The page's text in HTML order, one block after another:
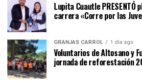
Lupita Cuautle PRESENTÓ
carrera «Corre por las
GRANJAS CARROL 1 día ago
Voluntarios de Altosano y
jornada de reforestación